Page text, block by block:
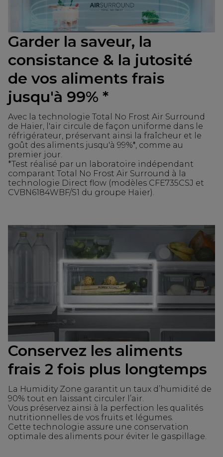
Garder la saveur, la
consistance & la jutosité
de vos aliments frais
jusqu'à 99% *
Avec la technologie Total No Frost Air Surround
de Haier, l'air circule de façon uniforme dans le
réfrigérateur, préservant ainsi la fraîcheur et le
goût des aliments jusqu'à 99%*, comme au
premier jour.
*Test réalisé par un laboratoire indépendant
comparant Total No Frost Air Surround à la
technologie Direct flow (modèles CFE735CSJ et
CVBN6184WBF/S1 du groupe Haier).
Conservez les aliments
frais 2 fois plus longtemps
La Humidity Zone garantit un taux d’humidité de
90% tout en laissant circuler l’air.
Vous préservez ainsi à la perfection les qualités
nutritionnelles de vos fruits et légumes.
Cette technologie assure une conservation
optimale des aliments pour éviter le gaspillage.